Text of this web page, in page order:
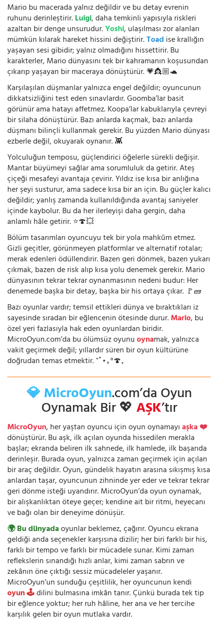
Mario bu macerada yalnız değildir ve bu detay evrenin
ruhunu derinleştirir.Luigi, daha temkinli yapısıyla riskleri
azaltan bir denge unsurudur.Yoshi, ulaşılması zor alanları
mümkün kılarak hareket hissini değiştirir.Toad ise krallığın
yaşayan sesi gibidir; yalnız olmadığını hissettirir. Bu
karakterler, Mario dünyasını tek bir kahramanın koşusundan
çıkarıp yaşayan bir maceraya dönüştürür. 💗👸🏼🐢
Karşılaşılan düşmanlar yalnızca engel değildir; oyuncunun
dikkatsizliğini test eden sınavlardır. Goomba’lar basit
görünür ama hatayı affetmez. Koopa’lar kabuklarıyla çevreyi
bir silaha dönüştürür. Bazı anlarda kaçmak, bazı anlarda
düşmanı bilinçli kullanmak gerekir. Bu yüzden Mario dünyası
ezberle değil, okuyarak oynanır. 👾
Yolculuğun temposu, güçlendirici öğelerle sürekli değişir.
Mantar büyümeyi sağlar ama sorumluluk da getirir. Ateş
çiçeği mesafeyi avantaja çevirir. Yıldız ise kısa bir anlığına
her şeyi susturur, ama sadece kısa bir an için. Bu güçler kalıcı
değildir; yanlış zamanda kullanıldığında avantaj saniyeler
içinde kaybolur. Bu da her ilerleyişi daha gergin, daha
anlamlı hâle getirir. ⭐🍄💥
Bölüm tasarımları oyuncuyu tek bir yola mahkûm etmez.
Gizli geçitler, görünmeyen platformlar ve alternatif rotalar;
merak edenleri ödüllendirir. Bazen geri dönmek, bazen yukarı
çıkmak, bazen de risk alıp kısa yolu denemek gerekir. Mario
dünyasının tekrar tekrar oynanmasının nedeni budur: Her
denemede başka bir detay, başka bir his ortaya çıkar. 🚩🧱
Bazı oyunlar vardır; temsil ettikleri dünya ve bıraktıkları iz
sayesinde sıradan bir eğlencenin ötesinde durur.Mario, bu
özel yeri fazlasıyla hak eden oyunlardan biridir.
MicroOyun.com’da bu ölümsüz oyunuoynamak, yalnızca
vakit geçirmek değil; yıllardır süren bir oyun kültürüne
doğrudan temas etmektir. ⁺˚⋆｡°🍄₊
💎 MicroOyun.com’da Oyun
Oynamak Bir 💖AŞK’tır
MicroOyun, her yaştan oyuncu için oyun oynamayıaşka ❤️
dönüştürür. Bu aşk, ilk açılan oyunda hissedilen merakla
başlar; ekranda beliren ilk sahnede, ilk hamlede, ilk başarıda
derinleşir. Burada oyun, yalnızca zaman geçirmek için açılan
bir araç değildir. Oyun, gündelik hayatın arasına sıkışmış kısa
anlardan taşar, oyuncunun zihninde yer eder ve tekrar tekrar
geri dönme isteği uyandırır. MicroOyun’da oyun oynamak,
bir alışkanlıktan öteye geçer; kendine ait bir ritmi, heyecanı
ve bağı olan bir deneyime dönüşür.
🌍 Bu dünyadaoyunlar beklemez, çağırır. Oyuncu ekrana
geldiği anda seçenekler karşısına dizilir; her biri farklı bir his,
farklı bir tempo ve farklı bir mücadele sunar. Kimi zaman
reflekslerin sınandığı hızlı anlar, kimi zaman sabrın ve
zekânın öne çıktığı sessiz mücadeleler yaşanır.
MicroOyun’un sunduğu çeşitlilik, her oyuncunun kendi
oyun 🕹️dilini bulmasına imkân tanır. Çünkü burada tek tip
bir eğlence yoktur; her ruh hâline, her ana ve her tercihe
karşılık gelen bir oyun mutlaka vardır.